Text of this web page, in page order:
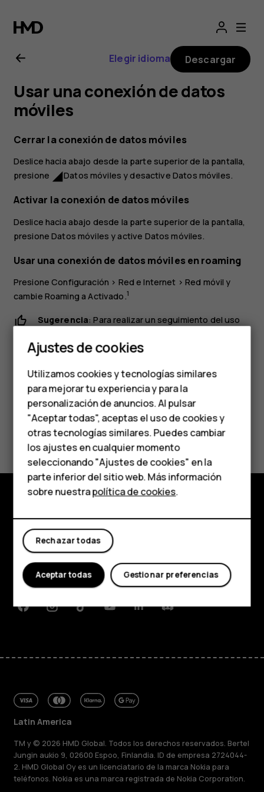
Manual
del
usuario
de
Nokia
2.1
Smartphones
Teléfonos de gama
media
Teléfonos para
personas mayores
HMD Terra M
Comprar
Mi cuenta
Elegir idioma Descargar
Usar una conexión de datos
móviles
Cerrar la conexión de datos móviles
Deslice hacia abajo desde la parte superior de la pantalla,
presione network_cellDatos móviles y desactive Datos móviles.
Activar la conexión de datos móviles
Deslice hacia abajo desde la parte superior de la pantalla,
presioneDatos móviles y active Datos móviles.
Usar una conexión de datos móviles en roaming
PresioneConfiguración > Red e Internet > Red móvil y
cambie Roaming aActivado.1
Sugerencia: Para realizar un seguimiento del uso
Uso de datos.
¿Te ha parecido útil?
Sí No
Acerca de
Planet and people
Soporte
FacebookInstagramTiktokYoutubeLinkedinDiscord
Latin America
TM y © 2026 HMD Global. Todos los derechos reservados. Bertel
Jungin aukio 9, 02600 Espoo, Finlandia. ID de empresa 2724044-
2. HMD Global Oy es un licenciatario de la marca Nokia para
teléfonos. Nokia es una marca registrada de Nokia Corporation.
Ajustes de cookies
Utilizamos cookies y tecnologías similares
para mejorar tu experiencia y para la
personalización de anuncios. Al pulsar
"Aceptar todas", aceptas el uso de cookies y
otras tecnologías similares. Puedes cambiar
los ajustes en cualquier momento
seleccionando "Ajustes de cookies" en la
parte inferior del sitio web. Más información
sobre nuestrapolítica de cookies.
Rechazar todas
Gestionar preferencias
Aceptar todas